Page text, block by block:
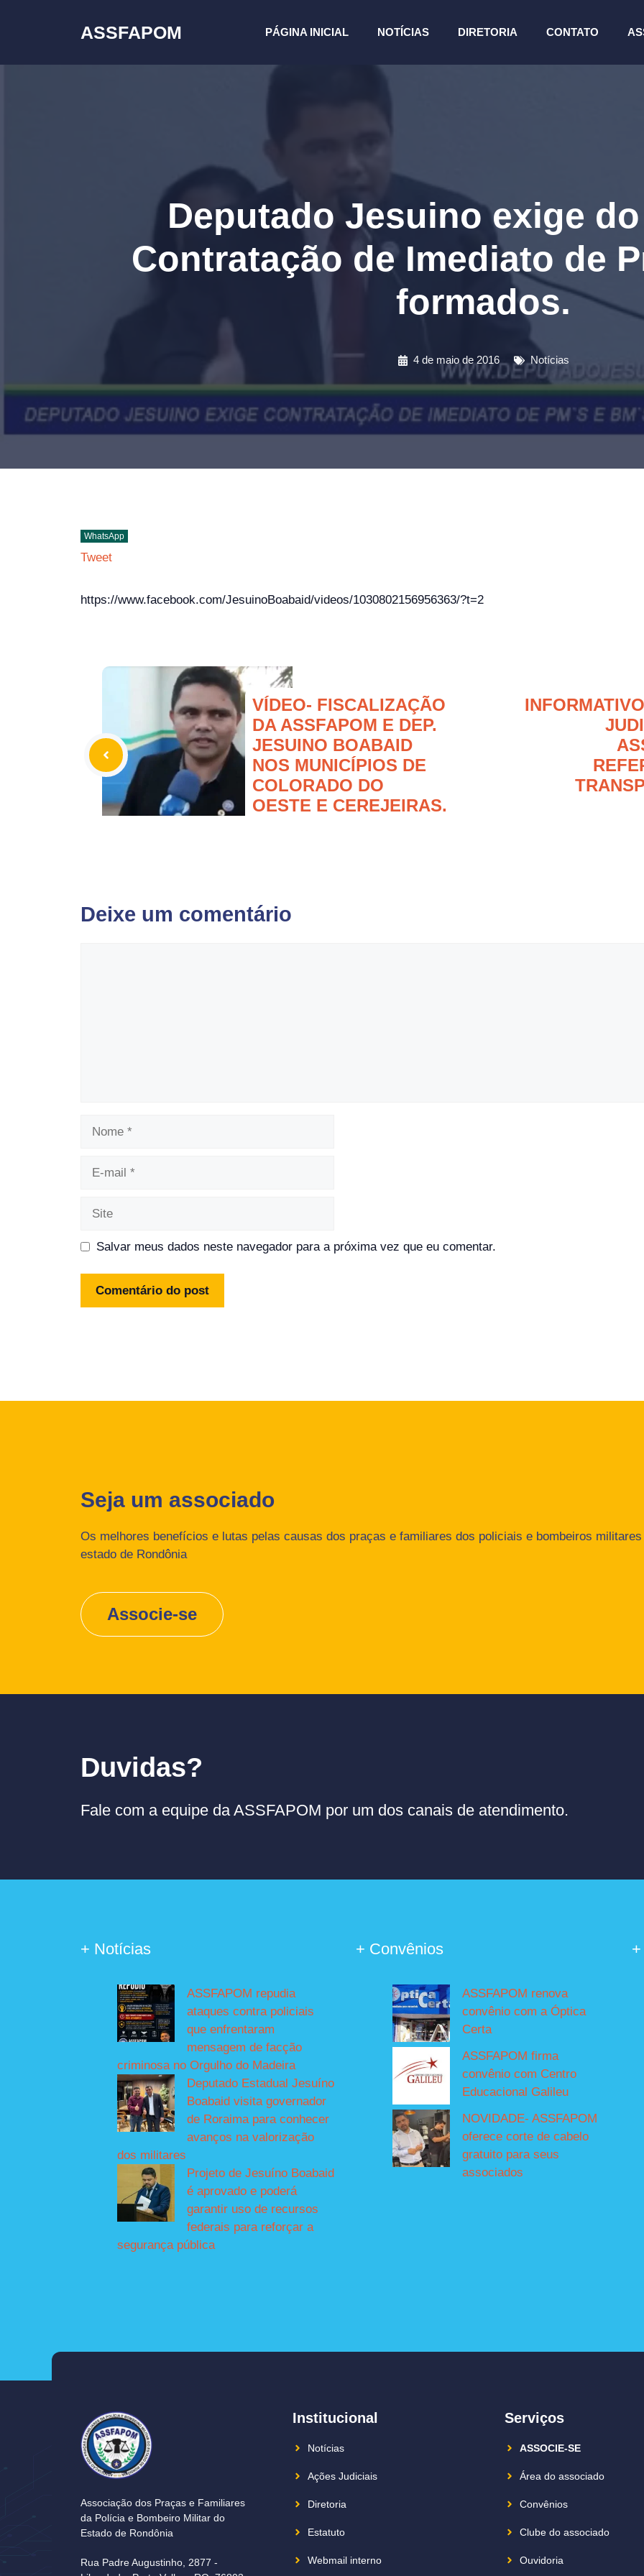
conteúdo
ASSFAPOM PÁGINA INICIAL NOTÍCIAS DIRETORIA CONTATO
Deputado Jesuino exige
Contratação de Imediato de
formados.
4 de maio de 2016 Notícias
WhatsApp
Tweet
https://www.facebook.com/JesuinoBoabaid/videos/1030802156956363/?t=2
VÍDEO- FISCALIZAÇÃO
DA ASSFAPOM E DEP.
JESUINO BOABAID
NOS MUNICÍPIOS DE
COLORADO DO
OESTE E CEREJEIRAS.
Deixe um comentário
Salvar meus dados neste navegador para a próxima vez que eu comentar.
Seja um associado
Os melhores benefícios e lutas pelas causas dos praças e familiares dos policiais e bombeiros militares
estado de Rondônia
Associe-se
Duvidas?
Fale com a equipe da ASSFAPOM por um dos canais de atendimento.
+ Notícias
ASSFAPOM repudia
ataques contra policiais
que enfrentaram
mensagem de facção
criminosa no Orgulho do Madeira
Deputado Estadual Jesuíno
Boabaid visita governador
de Roraima para conhecer
avanços na valorização
dos militares
Projeto de Jesuíno Boabaid
é aprovado e poderá
garantir uso de recursos
federais para reforçar a
segurança pública
+ Convênios
ASSFAPOM renova
convênio com a Óptica
Certa
ASSFAPOM firma
convênio com Centro
Educacional Galileu
NOVIDADE- ASSFAPOM
oferece corte de cabelo
gratuito para seus
associados
Associação dos Praças e Familiares
da Polícia e Bombeiro Militar do
Estado de Rondônia
Rua Padre Augustinho, 2877 -
Institucional
Notícias
Ações Judiciais
Diretoria
Estatuto
Webmail interno
Serviços
ASSOCIE-SE
Área do associado
Convênios
Clube do associado
Ouvidoria